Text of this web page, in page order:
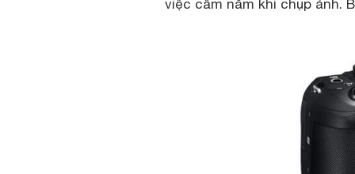
việc cầm nắm khi chụp ảnh.